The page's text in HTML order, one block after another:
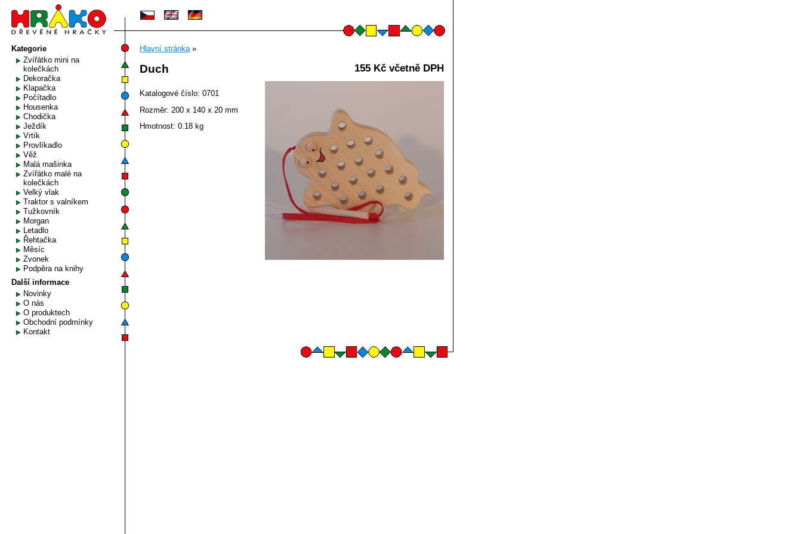
Hlavní stránka»
Duch 155 Kč včetně DPH
Katalogové číslo: 0701
Rozměr: 200 x 140 x 20 mm
Hmotnost: 0.18 kg
Kategorie
Zvířátko mini na
kolečkách
Dekoračka
Klapačka
Počítadlo
Housenka
Chodička
Ježdík
Vrtík
Provlíkadlo
Věž
Malá mašinka
Zvířátko malé na
kolečkách
Velký vlak
Traktor s valníkem
Tužkovník
Morgan
Letadlo
Řehtačka
Měsíc
Zvonek
Podpěra na knihy
Další informace
Novinky
O nás
O produktech
Obchodní podmínky
Kontakt